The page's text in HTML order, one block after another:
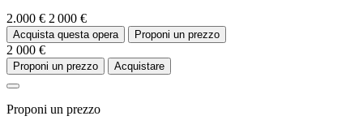
2.000 € 2 000 €
Acquista questa opera Proponi un prezzo
2 000 €
Proponi un prezzo Acquistare
Proponi un prezzo